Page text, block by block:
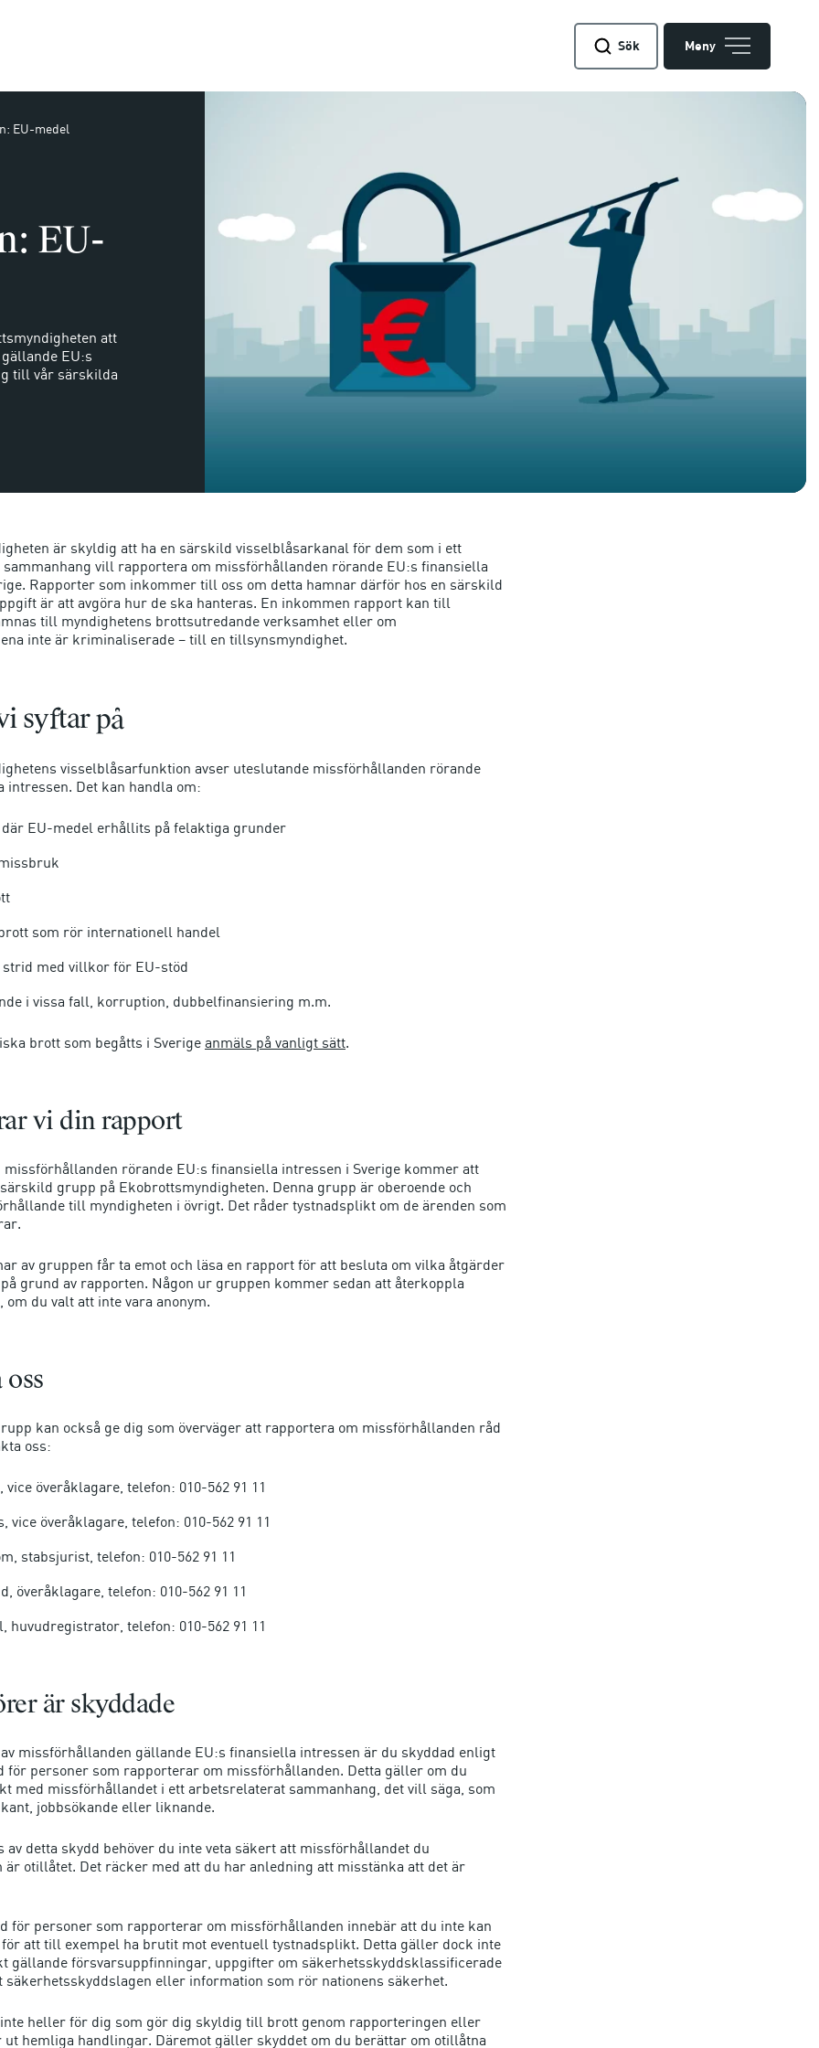
Sök Meny
EU-medel
EU-
att
EU:s
till vår särskilda
är skyldig att ha en särskild visselblåsarkanal för dem som i ett
vill rapportera om missförhållanden rörande EU:s finansiella
Rapporter som inkommer till oss om detta hamnar därför hos en särskild
är att avgöra hur de ska hanteras. En inkommen rapport kan till
till myndighetens brottsutredande verksamhet eller om
inte är kriminaliserade – till en tillsynsmyndighet.
syftar på
visselblåsarfunktion avser uteslutande missförhållanden rörande
intressen. Det kan handla om:
EU-medel erhållits på felaktiga grunder
som rör internationell handel
med villkor för EU-stöd
i vissa fall, korruption, dubbelfinansiering m.m.
brott som begåtts i Sverige anmäls på vanligt sätt.
vi din rapport
rörande EU:s finansiella intressen i Sverige kommer att
grupp på Ekobrottsmyndigheten. Denna grupp är oberoende och
till myndigheten i övrigt. Det råder tystnadsplikt om de ärenden som
av gruppen får ta emot och läsa en rapport för att besluta om vilka åtgärder
grund av rapporten. Någon ur gruppen kommer sedan att återkoppla
du valt att inte vara anonym.
kan också ge dig som överväger att rapportera om missförhållanden råd
oss:
vice överåklagare, telefon: 010-562 91 11
vice överåklagare, telefon: 010-562 91 11
stabsjurist, telefon: 010-562 91 11
överåklagare, telefon: 010-562 91 11
huvudregistrator, telefon: 010-562 91 11
är skyddade
missförhållanden gällande EU:s finansiella intressen är du skyddad enligt
för personer som rapporterar om missförhållanden. Detta gäller om du
med missförhållandet i ett arbetsrelaterat sammanhang, det vill säga, som
jobbsökande eller liknande.
av detta skydd behöver du inte veta säkert att missförhållandet du
otillåtet. Det räcker med att du har anledning att misstänka att det är
för personer som rapporterar om missförhållanden innebär att du inte kan
att till exempel ha brutit mot eventuell tystnadsplikt. Detta gäller dock inte
gällande försvarsuppfinningar, uppgifter om säkerhetsskyddsklassificerade
eller information som rör nationens säkerhet.
heller för dig som gör dig skyldig till brott genom rapporteringen eller
hemliga handlingar. Däremot gäller skyddet om du berättar om otillåtna